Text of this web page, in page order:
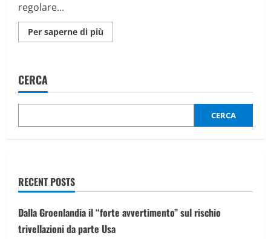
regolare...
Per saperne di più
informazioni
pubblico
Capitale,
disagi
CERCA
CERCA
RECENT POSTS
Dalla Groenlandia il “forte avvertimento” sul rischio
trivellazioni da parte Usa